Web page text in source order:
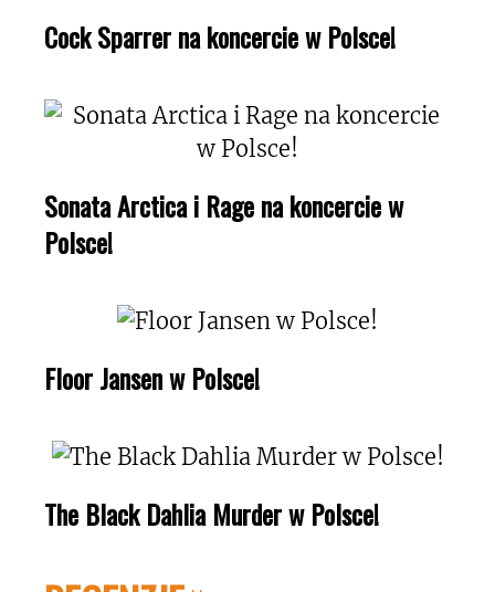
Cock Sparrer na koncercie w Polsce!
Sonata Arctica i Rage na koncercie w
Polsce!
Floor Jansen w Polsce!
The Black Dahlia Murder w Polsce!